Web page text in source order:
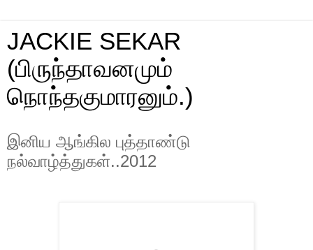
JACKIE SEKAR
(பிருந்தாவனமும்
நொந்தகுமாரனும்.)
இனிய ஆங்கில புத்தாண்டு
நல்வாழ்த்துகள்..2012